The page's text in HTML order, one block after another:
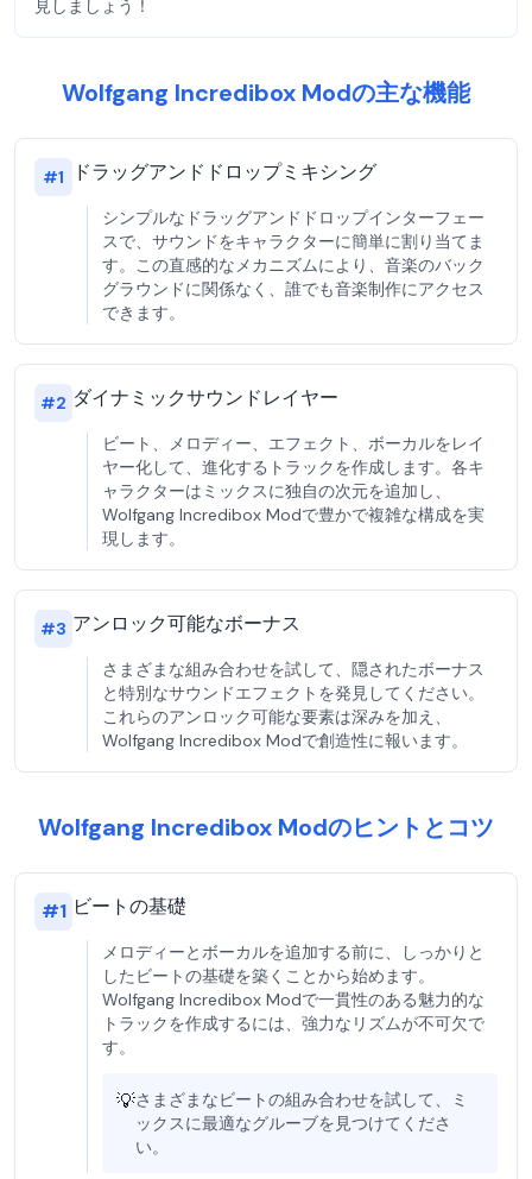
見しましょう！
Wolfgang Incredibox Modの主な機能
#1 ドラッグアンドドロップミキシング
シンプルなドラッグアンドドロップインターフェー
スで、サウンドをキャラクターに簡単に割り当てま
す。この直感的なメカニズムにより、音楽のバック
グラウンドに関係なく、誰でも音楽制作にアクセス
できます。
#2 ダイナミックサウンドレイヤー
ビート、メロディー、エフェクト、ボーカルをレイ
ヤー化して、進化するトラックを作成します。各キ
ャラクターはミックスに独自の次元を追加し、
Wolfgang Incredibox Modで豊かで複雑な構成を実
現します。
#3 アンロック可能なボーナス
さまざまな組み合わせを試して、隠されたボーナス
と特別なサウンドエフェクトを発見してください。
これらのアンロック可能な要素は深みを加え、
Wolfgang Incredibox Modで創造性に報います。
Wolfgang Incredibox Modのヒントとコツ
#1 ビートの基礎
メロディーとボーカルを追加する前に、しっかりと
したビートの基礎を築くことから始めます。
Wolfgang Incredibox Modで一貫性のある魅力的な
トラックを作成するには、強力なリズムが不可欠で
す。
💡さまざまなビートの組み合わせを試して、ミ
ックスに最適なグルーブを見つけてくださ
い。